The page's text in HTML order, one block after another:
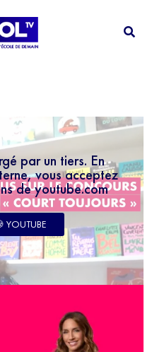
par un tiers. En
vous acceptez
de youtube.com
YOUTUBE